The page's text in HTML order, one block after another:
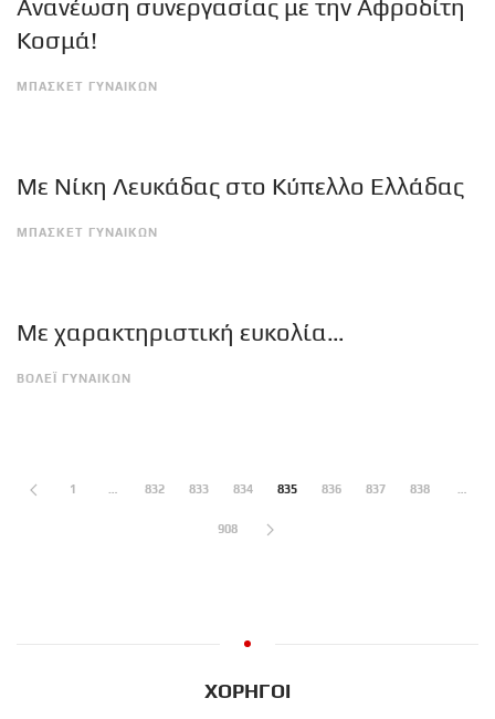
Ανανέωση συνεργασίας με την Αφροδίτη
Κοσμά!
ΜΠΑΣΚΕΤ ΓΥΝΑΙΚΩΝ
Με Νίκη Λευκάδας στο Κύπελλο Ελλάδας
ΜΠΑΣΚΕΤ ΓΥΝΑΙΚΩΝ
Με χαρακτηριστική ευκολία…
ΒΟΛΕΪ ΓΥΝΑΙΚΩΝ
1 832 833 834 835 836 837 838
908
ΧΟΡΗΓΟΙ